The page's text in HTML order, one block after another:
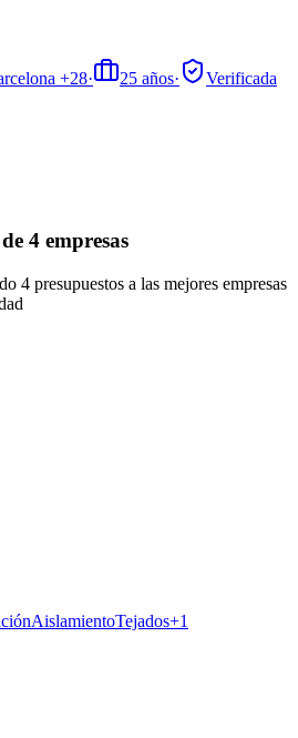
+28· 25 años·
Verificada
4 empresas
4 presupuestos a las mejores empresas
AislamientoTejados+1